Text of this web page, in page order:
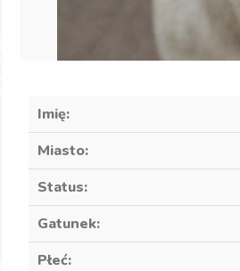
Imię:
Miasto:
Status:
Gatunek:
Płeć: